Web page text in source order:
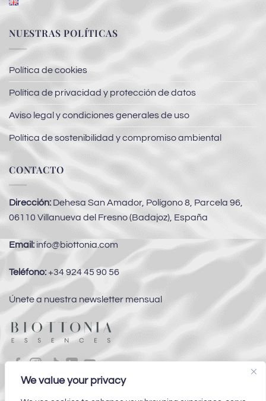
We value your privacy
NUESTRAS POLÍTICAS
Política de cookies
Política de privacidad y protección de datos
Aviso legal y condiciones generales de uso
Política de sostenibilidad y compromiso ambiental
CONTACTO
Dirección: Dehesa San Amador, Polígono 8, Parcela 96,
06110 Villanueva del Fresno (Badajoz), España
Email: info@biottonia.com
Teléfono:+34 924 45 90 56
Únete a nuestra newsletter mensual